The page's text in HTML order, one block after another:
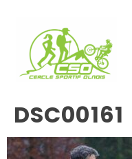
DSC00161